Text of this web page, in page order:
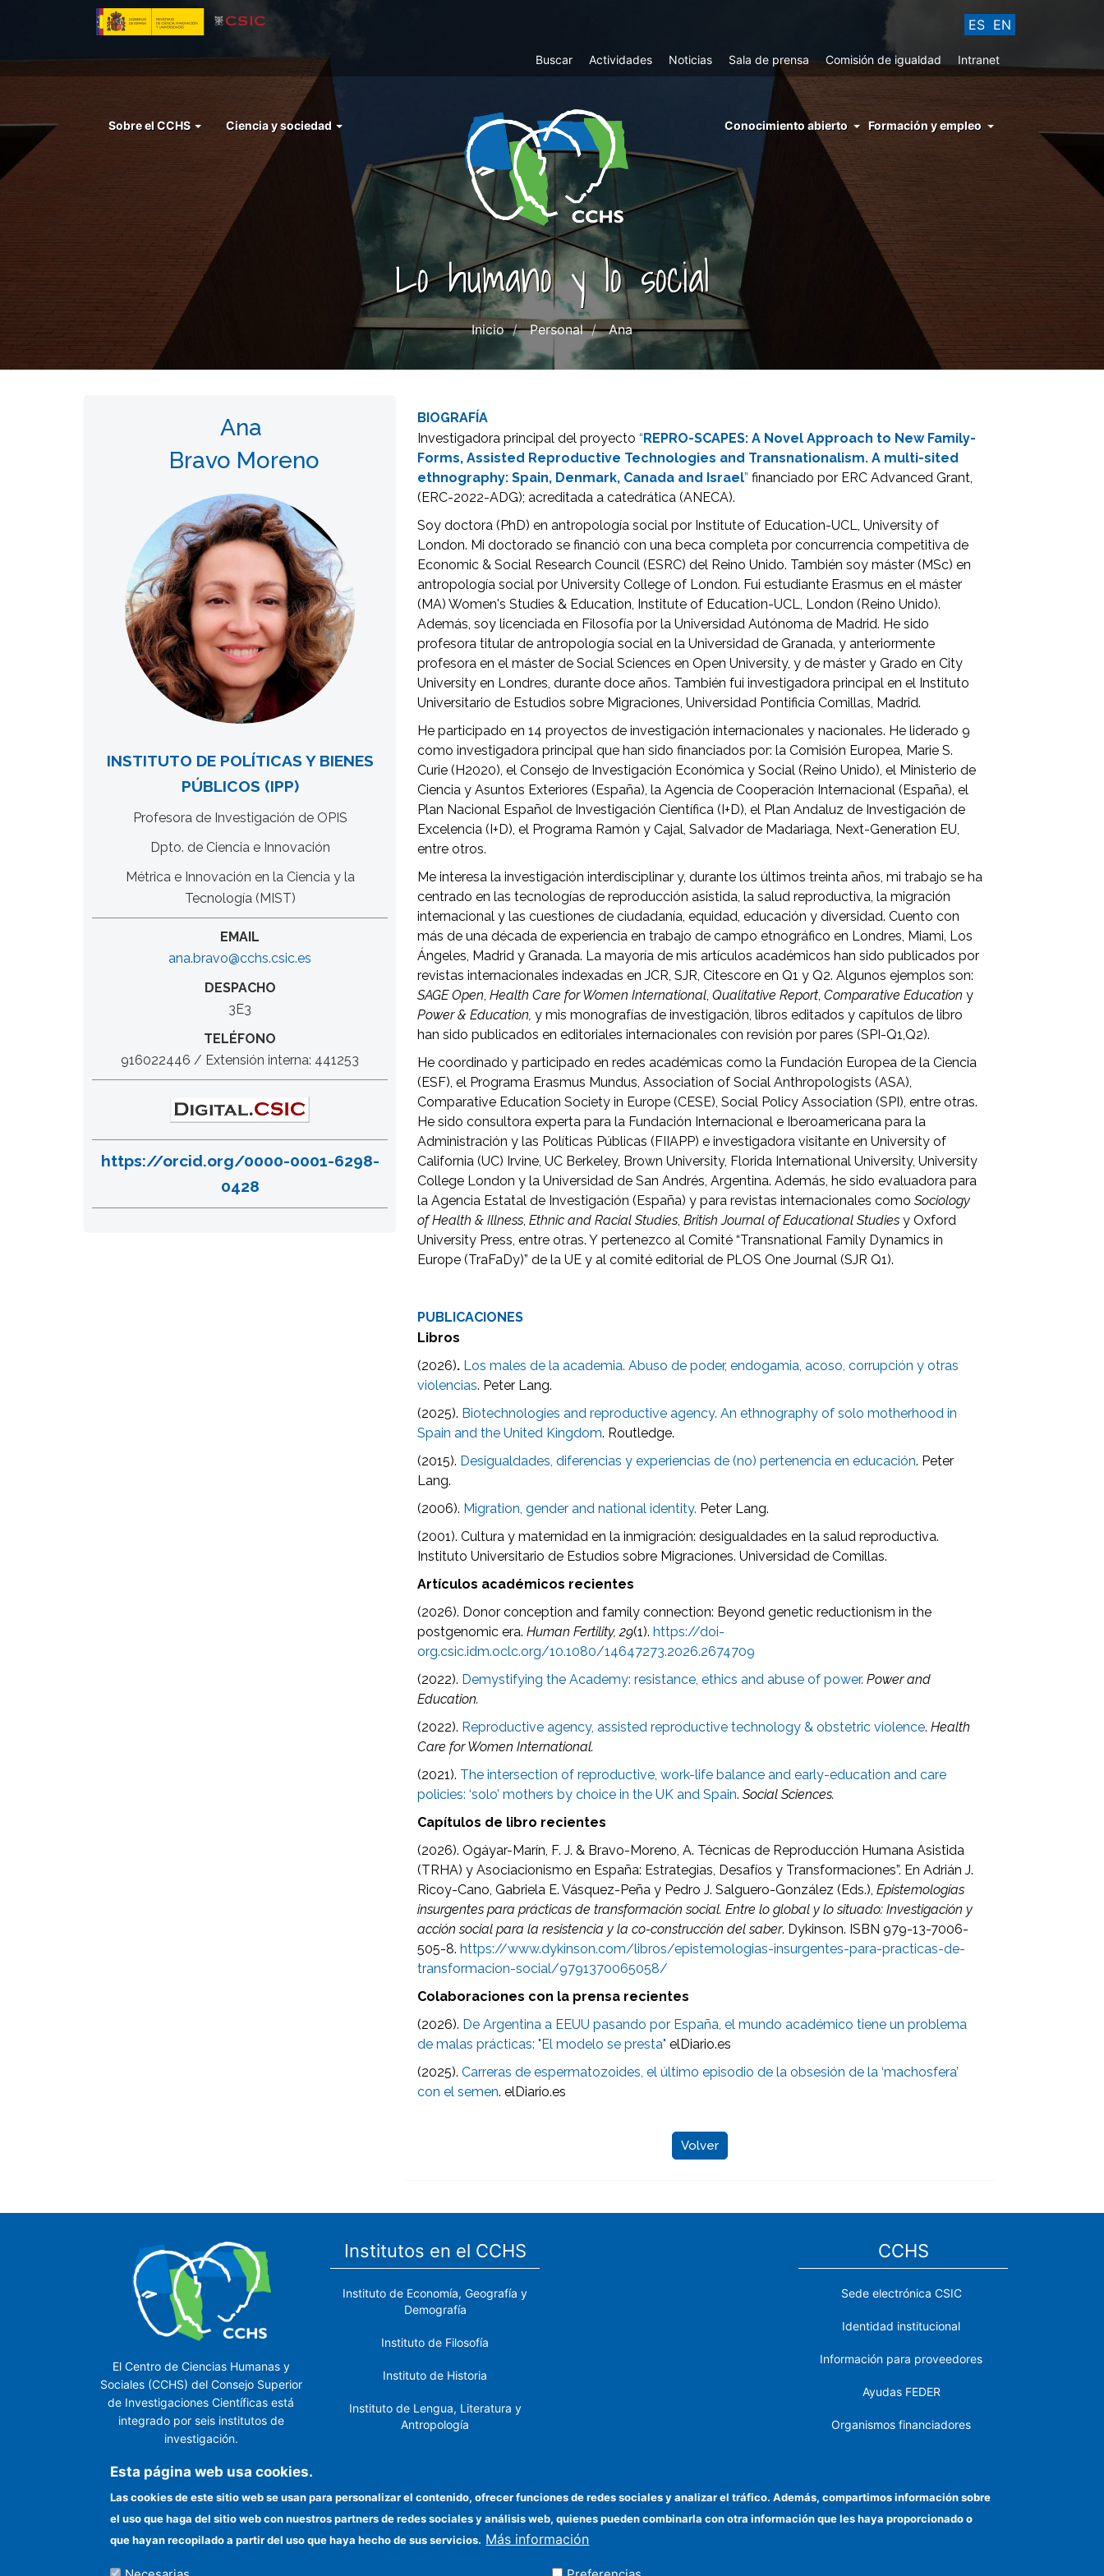
principal
ES EN
Top
Buscar Actividades Noticias Sala de prensa Comisión de igualdad Intranet
Menu
Sobre el CCHS Ciencia y sociedad
menu
conocimiento
abierto
Conocimiento abierto Formación y empleo
Lo humano y lo social
Inicio Personal Ana
Ana
Bravo Moreno
INSTITUTO DE POLÍTICAS Y BIENES
PÚBLICOS (IPP)
Profesora de Investigación de OPIS
Dpto. de Ciencia e Innovación
Métrica e Innovación en la Ciencia y la
Tecnología (MIST)
EMAIL
ana.bravo@cchs.csic.es
DESPACHO
3E3
TELÉFONO
916022446 / Extensión interna: 441253
https://orcid.org/0000-0001-6298-
0428
BIOGRAFÍA
Investigadora principal del proyecto“REPRO-SCAPES: A Novel Approach to New Family-
Forms, Assisted Reproductive Technologies and Transnationalism. A multi-sited
ethnography: Spain, Denmark, Canada and Israel” financiado por ERC Advanced Grant,
(ERC-2022-ADG); acreditada a catedrática (ANECA).
Soy doctora (PhD) en antropología social por Institute of Education-UCL, University of
London. Mi doctorado se financió con una beca completa por concurrencia competitiva de
Economic & Social Research Council (ESRC) del Reino Unido. También soy máster (MSc) en
antropología social por University College of London. Fui estudiante Erasmus en el máster
(MA) Women's Studies & Education, Institute of Education-UCL, London (Reino Unido).
Además, soy licenciada en Filosofía por la Universidad Autónoma de Madrid. He sido
profesora titular de antropología social en la Universidad de Granada, y anteriormente
profesora en el máster de Social Sciences en Open University, y de máster y Grado en City
University en Londres, durante doce años. También fui investigadora principal en el Instituto
Universitario de Estudios sobre Migraciones, Universidad Pontificia Comillas, Madrid.
He participado en 14 proyectos de investigación internacionales y nacionales. He liderado 9
como investigadora principal que han sido financiados por: la Comisión Europea, Marie S.
Curie (H2020), el Consejo de Investigación Económica y Social (Reino Unido), el Ministerio de
Ciencia y Asuntos Exteriores (España), la Agencia de Cooperación Internacional (España), el
Plan Nacional Español de Investigación Científica (I+D), el Plan Andaluz de Investigación de
Excelencia (I+D), el Programa Ramón y Cajal, Salvador de Madariaga, Next-Generation EU,
entre otros.
Me interesa la investigación interdisciplinar y, durante los últimos treinta años, mi trabajo se ha
centrado en las tecnologías de reproducción asistida, la salud reproductiva, la migración
internacional y las cuestiones de ciudadanía, equidad, educación y diversidad. Cuento con
más de una década de experiencia en trabajo de campo etnográfico en Londres, Miami, Los
Ángeles, Madrid y Granada. La mayoría de mis artículos académicos han sido publicados por
revistas internacionales indexadas en JCR, SJR, Citescore en Q1 y Q2. Algunos ejemplos son:
SAGE Open,Health Care for Women International,Qualitative Report,Comparative Education y
Power & Education,y mis monografías de investigación, libros editados y capítulos de libro
han sido publicados en editoriales internacionales con revisión por pares (SPI-Q1,Q2).
He coordinado y participado en redes académicas como la Fundación Europea de la Ciencia
(ESF), el Programa Erasmus Mundus, Association of Social Anthropologists (ASA),
Comparative Education Society in Europe (CESE), Social Policy Association (SPI), entre otras.
He sido consultora experta para la Fundación Internacional e Iberoamericana para la
Administración y las Políticas Públicas (FIIAPP) e investigadora visitante en University of
California (UC) Irvine, UC Berkeley, Brown University, Florida International University, University
College London y la Universidad de San Andrés, Argentina. Además, he sido evaluadora para
la Agencia Estatal de Investigación (España) y para revistas internacionales comoSociology
of Health & Illness,Ethnic and Racial Studies,British Journal of Educational Studies y Oxford
University Press, entre otras. Y pertenezco al Comité “Transnational Family Dynamics in
Europe (TraFaDy)” de la UE y al comité editorial de PLOS One Journal (SJR Q1).
PUBLICACIONES
Libros
(2026). Los males de la academia. Abuso de poder, endogamia, acoso, corrupción y otras
violencias. Peter Lang.
(2025). Biotechnologies and reproductive agency. An ethnography of solo motherhood in
Spain and the United Kingdom. Routledge.
(2015). Desigualdades, diferencias y experiencias de (no) pertenencia en educación. Peter
Lang.
(2006). Migration, gender and national identity. Peter Lang.
(2001). Cultura y maternidad en la inmigración: desigualdades en la salud reproductiva.
Instituto Universitario de Estudios sobre Migraciones. Universidad de Comillas.
Artículos académicos recientes
(2026). Donor conception and family connection: Beyond genetic reductionism in the
postgenomic era.Human Fertility, 29(1).https://doi-
org.csic.idm.oclc.org/10.1080/14647273.2026.2674709
(2022). Demystifying the Academy: resistance, ethics and abuse of power. Power and
Education.
(2022). Reproductive agency, assisted reproductive technology & obstetric violence.Health
Care for Women International.
(2021). The intersection of reproductive, work-life balance and early-education and care
policies: ‘solo’ mothers by choice in the UK and Spain.Social Sciences.
Capítulos de libro recientes
(2026).Ogáyar-Marín, F. J. & Bravo-Moreno, A. Técnicas de Reproducción Humana Asistida
(TRHA) y Asociacionismo en España: Estrategias, Desafíos y Transformaciones”. En Adrián J.
Ricoy-Cano, Gabriela E. Vásquez-Peña y Pedro J. Salguero-González (Eds.),Epistemologías
insurgentes para prácticas de transformación social. Entre lo global y lo situado: Investigación y
acción social para la resistencia y la co-construcción del saber. Dykinson. ISBN 979-13-7006-
505-8.https://www.dykinson.com/libros/epistemologias-insurgentes-para-practicas-de-
transformacion-social/9791370065058/
Colaboraciones con la prensa recientes
(2026). De Argentina a EEUU pasando por España, el mundo académico tiene un problema
de malas prácticas: "El modelo se presta" elDiario.es
(2025).Carreras de espermatozoides, el último episodio de la obsesión de la ‘machosfera’
con el semen. elDiario.es
Volver
El Centro de Ciencias Humanas y
Sociales (CCHS) del Consejo Superior
de Investigaciones Científicas está
integrado por seis institutos de
investigación.
Institutos en el CCHS
Instituto de Economía, Geografía y
Demografía
Instituto de Filosofía
Instituto de Historia
Instituto de Lengua, Literatura y
Antropología
Próximo
Instituto de Políticas y Bienes
Públicos
CCHS
Sede electrónica CSIC
Identidad institucional
Información para proveedores
Ayudas FEDER
Organismos financiadores
Cómo llegar
Esta página web usa cookies.
Las cookies de este sitio web se usan para personalizar el contenido, ofrecer funciones de redes sociales y analizar el tráfico. Además, compartimos información sobre
el uso que haga del sitio web con nuestros partners de redes sociales y análisis web, quienes pueden combinarla con otra información que les haya proporcionado o
que hayan recopilado a partir del uso que haya hecho de sus servicios. Más información